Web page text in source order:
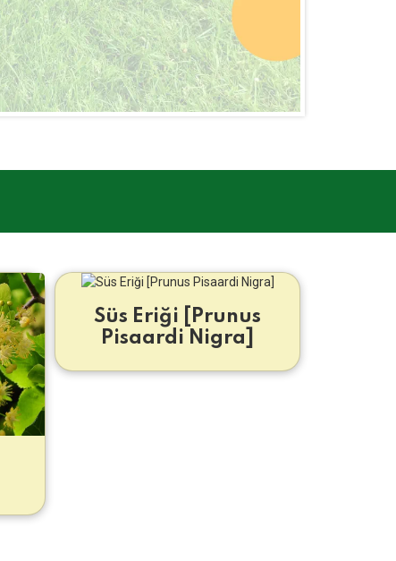
Süs Eriği [Prunus
Pisaardi Nigra]